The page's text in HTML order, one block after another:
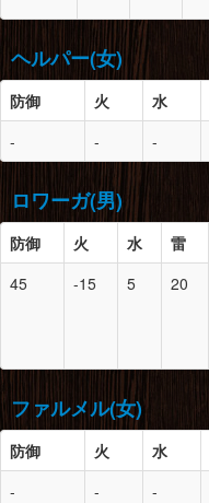
腕
8 1
0
8
頭
9 2
胴
腰
9 1
ヘルパー(女)
防御 火 水
-
- -
防御 スロット
頭
9 -
胴
9
腰
- -
脚
ロワーガ(男)
防御 火 水 雷
45
-15 5 20
頭
9 1
胴
9 1
ファルメル(女)
防御 火 水
-
- -
防御 スロット